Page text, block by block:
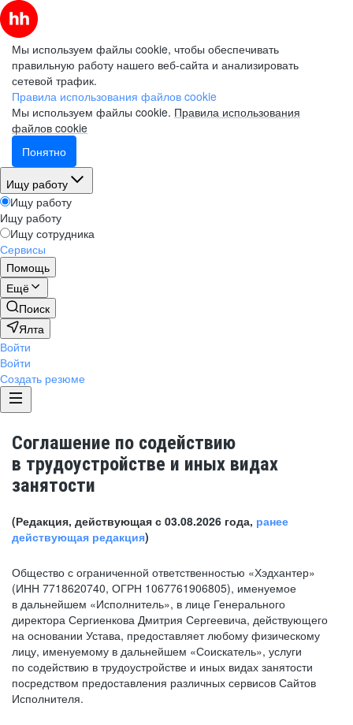
Мы используем файлы cookie, чтобы обеспечивать
правильную работу нашего веб-сайта и анализировать
сетевой трафик.
Правила использования файлов cookie
Мы используем файлы cookie. Правила использования
файлов cookie
Понятно
Ищу работу
Ищу работу
Ищу работу
Ищу сотрудника
Сервисы
Помощь
Ещё
Поиск
Ялта
Войти
Войти
Создать резюме
Соглашение по содействию
в трудоустройстве и иных видах
занятости
(Редакция, действующая с 03.08.2026 года, ранее
действующая редакция)
Общество с ограниченной ответственностью «Хэдхантер»
(ИНН 7718620740, ОГРН 1067761906805), именуемое
в дальнейшем «Исполнитель», в лице Генерального
директора Сергиенкова Дмитрия Сергеевича, действующего
на основании Устава, предоставляет любому физическому
лицу, именуемому в дальнейшем «Соискатель», услуги
по содействию в трудоустройстве и иных видах занятости
посредством предоставления различных сервисов Сайтов
Исполнителя.